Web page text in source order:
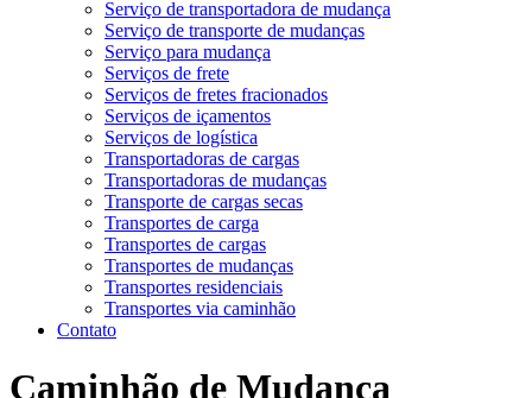
Serviço de transportadora de mudança
Serviço de transporte de mudanças
Serviço para mudança
Serviços de frete
Serviços de fretes fracionados
Serviços de içamentos
Serviços de logística
Transportadoras de cargas
Transportadoras de mudanças
Transporte de cargas secas
Transportes de carga
Transportes de cargas
Transportes de mudanças
Transportes residenciais
Transportes via caminhão
Contato
Caminhão de Mudança